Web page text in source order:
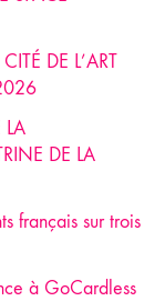
DE L’ART
LA
DE LA
français sur trois
à GoCardless